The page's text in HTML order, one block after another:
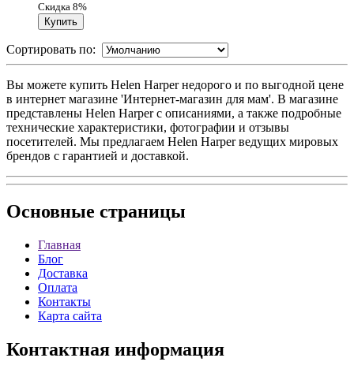
Скидка 8%
Сортировать по:
Вы можете купить Helen Harper недорого и по выгодной цене
в интернет магазине 'Интернет-магазин для мам'. В магазине
представлены Helen Harper с описаниями, а также подробные
технические характеристики, фотографии и отзывы
посетителей. Мы предлагаем Helen Harper ведущих мировых
брендов с гарантией и доставкой.
Основные страницы
Главная
Блог
Доставка
Оплата
Контакты
Карта сайта
Контактная информация